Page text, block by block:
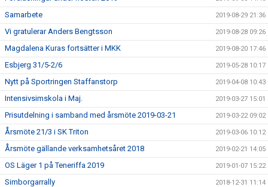
Samarbete 2019-08-29 21:36
Vi gratulerar Anders Bengtsson 2019-08-28 09:26
Magdalena Kuras fortsätter i MKK 2019-08-20 17:46
Esbjerg 31/5-2/6 2019-05-28 10:17
Nytt på Sportringen Staffanstorp 2019-04-08 10:43
Intensivsimskola i Maj. 2019-03-27 15:01
Prisutdelning i samband med årsmöte 2019-03-21 2019-03-22 09:02
Årsmöte 21/3 i SK Triton 2019-03-06 10:12
Årsmöte gällande verksamhetsåret 2018 2019-02-21 14:05
OS Läger 1 på Teneriffa 2019 2019-01-07 15:22
Simborgarrally 2018-12-31 11:14